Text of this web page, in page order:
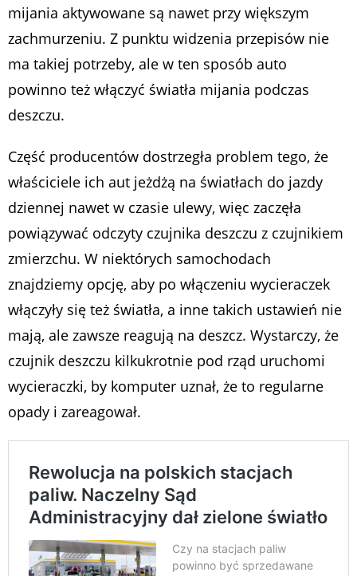
mijania aktywowane są nawet przy większym
zachmurzeniu. Z punktu widzenia przepisów nie
ma takiej potrzeby, ale w ten sposób auto
powinno też włączyć światła mijania podczas
deszczu.
Część producentów dostrzegła problem tego, że
właściciele ich aut jeżdżą na światłach do jazdy
dziennej nawet w czasie ulewy, więc zaczęła
powiązywać odczyty czujnika deszczu z czujnikiem
zmierzchu. W niektórych samochodach
znajdziemy opcję, aby po włączeniu wycieraczek
włączyły się też światła, a inne takich ustawień nie
mają, ale zawsze reagują na deszcz. Wystarczy, że
czujnik deszczu kilkukrotnie pod rząd uruchomi
wycieraczki, by komputer uznał, że to regularne
opady i zareagował.